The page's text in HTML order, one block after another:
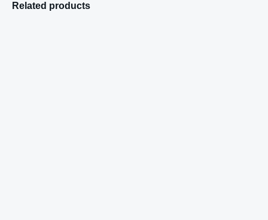
Related products